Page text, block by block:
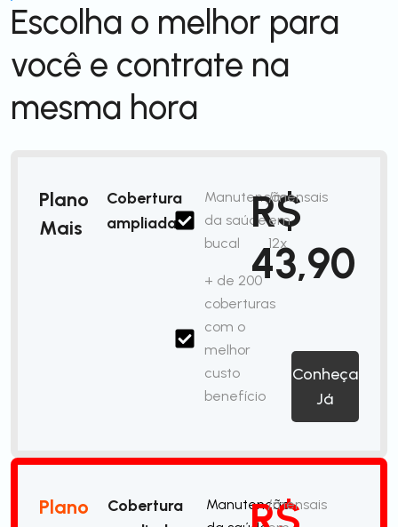
Escolha o melhor para
você e contrate na
mesma hora
Plano
Mais
Cobertura
ampliada
Manutenção
da saúde
bucal
+ de 200
coberturas
com o
melhor
custo
benefício
R$
43,90
/mensais
em
12x
Conheça
Já
Plano
Cobertura
Manutenção/mensais